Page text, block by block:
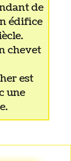
de
édifice
chevet
est
une